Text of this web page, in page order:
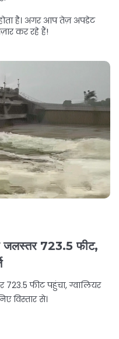
है। अगर आप तेज़ अपडेट
कर रहे हैं!
जलस्तर 723.5 फीट,
फीट पहुंचा, ग्वालियर
विस्तार से।